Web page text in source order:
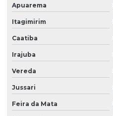
Apuarema
Itagimirim
Caatiba
Irajuba
Vereda
Jussari
Feira da Mata